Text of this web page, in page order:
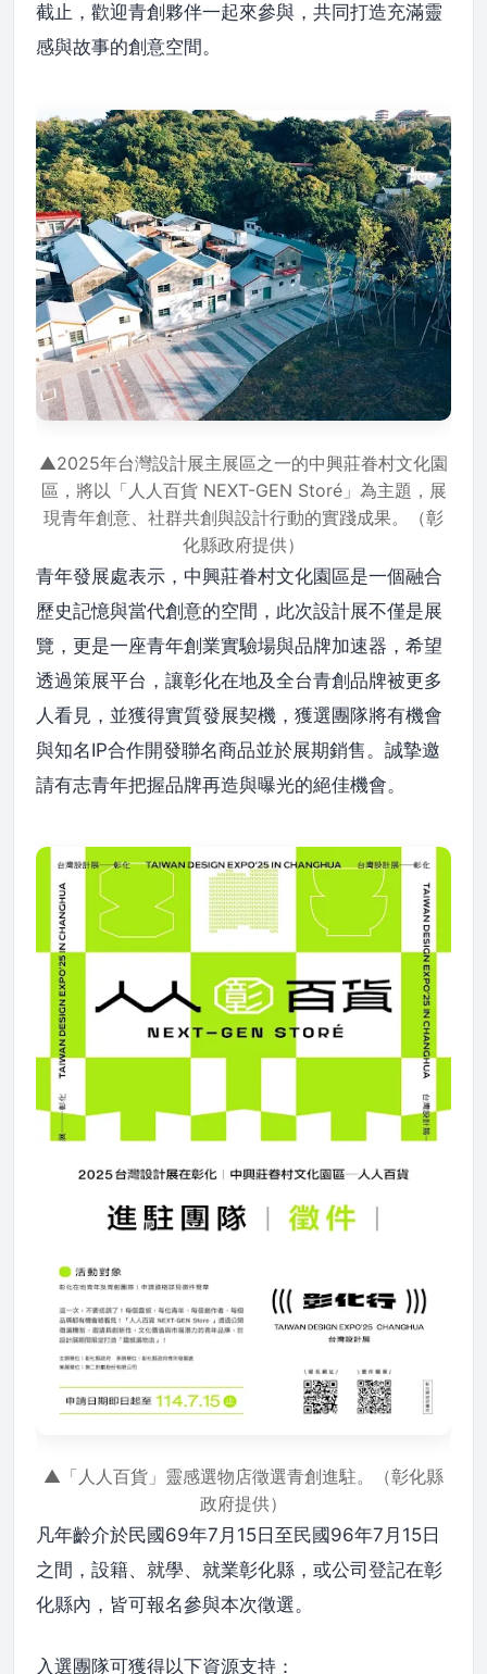
截止，歡迎青創夥伴一起來參與，共同打造充滿靈
感與故事的創意空間。
▲2025年台灣設計展主展區之一的中興莊眷村文化園
區，將以「人人百貨 NEXT-GEN Storé」為主題，展
現青年創意、社群共創與設計行動的實踐成果。（彰
化縣政府提供）
青年發展處表示，中興莊眷村文化園區是一個融合
歷史記憶與當代創意的空間，此次設計展不僅是展
覽，更是一座青年創業實驗場與品牌加速器，希望
透過策展平台，讓彰化在地及全台青創品牌被更多
人看見，並獲得實質發展契機，獲選團隊將有機會
與知名IP合作開發聯名商品並於展期銷售。誠摯邀
請有志青年把握品牌再造與曝光的絕佳機會。
▲「人人百貨」靈感選物店徵選青創進駐。（彰化縣
政府提供）
凡年齡介於民國69年7月15日至民國96年7月15日
之間，設籍、就學、就業彰化縣，或公司登記在彰
化縣內，皆可報名參與本次徵選。
入選團隊可獲得以下資源支持：